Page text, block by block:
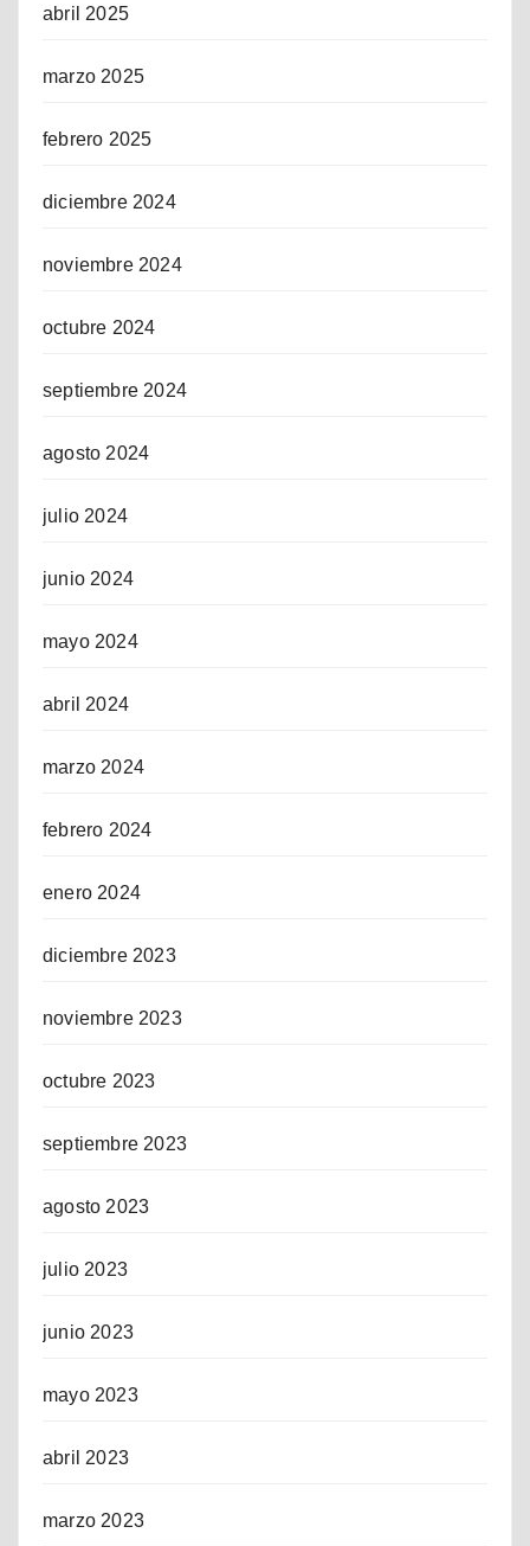
abril 2025
marzo 2025
febrero 2025
diciembre 2024
noviembre 2024
octubre 2024
septiembre 2024
agosto 2024
julio 2024
junio 2024
mayo 2024
abril 2024
marzo 2024
febrero 2024
enero 2024
diciembre 2023
noviembre 2023
octubre 2023
septiembre 2023
agosto 2023
julio 2023
junio 2023
mayo 2023
abril 2023
marzo 2023